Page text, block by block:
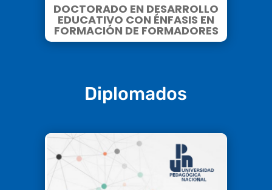
DOCTORADO EN DESARROLLO
EDUCATIVO CON ÉNFASIS EN
FORMACIÓN DE FORMADORES
Diplomados